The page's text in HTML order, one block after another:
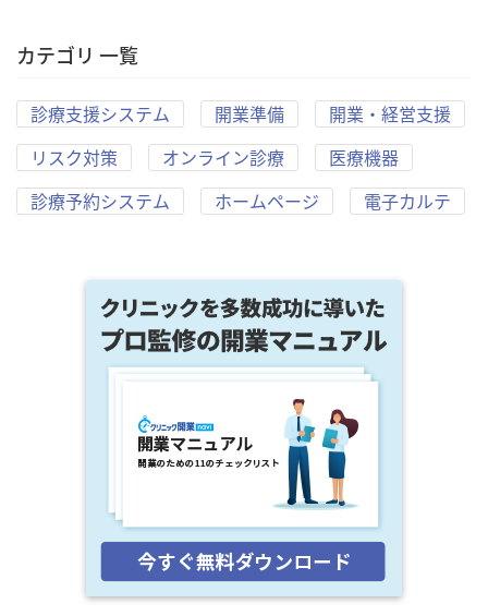
カテゴリ 一覧
診療支援システム 開業準備
開業・経営支援
リスク対策
オンライン診療
医療機器
診療予約システム
ホームページ 電子カルテ